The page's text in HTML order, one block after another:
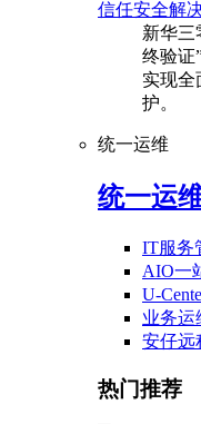
信任安全解
新华三
终验证
实现全
护。
统一运维
统一运
IT服务
AIO一
U-
业务运
安仔远
热门推荐